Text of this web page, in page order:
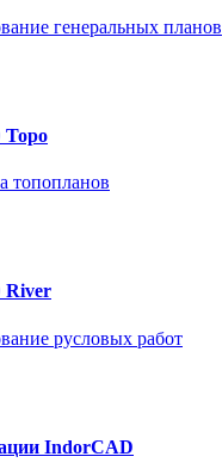
генеральных планов
Topo
топопланов
River
русловых работ
IndorCAD